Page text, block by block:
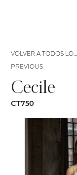
Cecile
CT750
VOLVER A TODOS LOS VESTIDOS
PREVIOUS